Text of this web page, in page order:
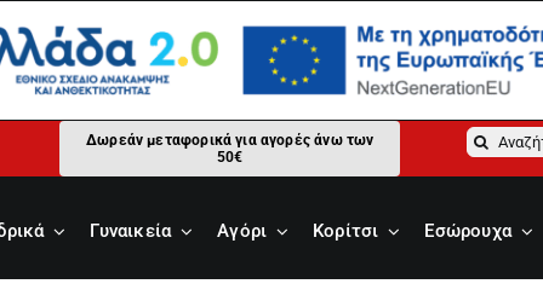
Δωρεάν μεταφορικά για αγορές άνω των
50€
Γυναικεία Αγόρι Κορίτσι Εσώρουχα